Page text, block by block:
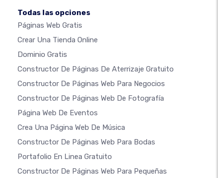
Todas las opciones
Páginas Web Gratis
Crear Una Tienda Online
Dominio Gratis
Constructor De Páginas De Aterrizaje Gratuito
Constructor De Páginas Web Para Negocios
Constructor De Páginas Web De Fotografía
Página Web De Eventos
Crea Una Página Web De Música
Constructor De Páginas Web Para Bodas
Portafolio En Linea Gratuito
Constructor De Páginas Web Para Pequeñas